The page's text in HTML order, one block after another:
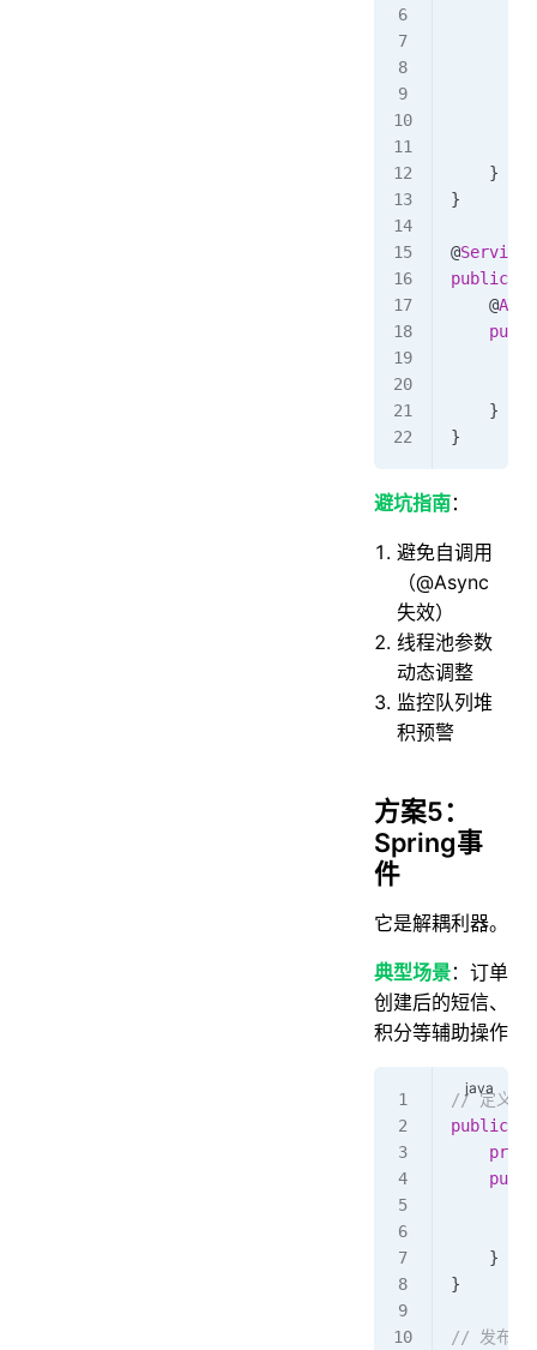
    }
}
@Service
public
    @
    }
}
避坑指南：
避免自调用
（@Async
失效）
线程池参数
动态调整
监控队列堆
积预警
方案5：
Spring事
件
它是解耦利器。
典型场景：订单
创建后的短信、
积分等辅助操作
// 定义事
public
    }
}
// 发布事